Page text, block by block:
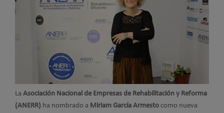
La Asociación Nacional de Empresas de Rehabilitación y Reforma
(ANERR) ha nombrado a Miriam García Armesto como nueva